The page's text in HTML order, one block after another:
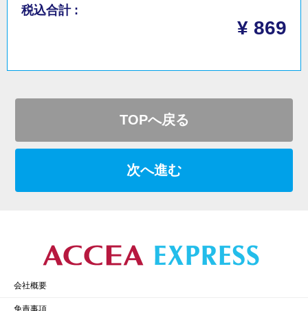
税込合計 :
¥ 869
TOPへ戻る
次へ進む
会社概要
免責事項